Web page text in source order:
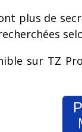
plus de
sur TZ